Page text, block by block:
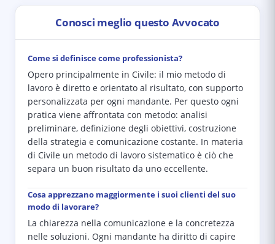
Conosci meglio questo Avvocato
Come si definisce come professionista?
Opero principalmente in Civile: il mio metodo di
lavoro è diretto e orientato al risultato, con supporto
personalizzata per ogni mandante. Per questo ogni
pratica viene affrontata con metodo: analisi
preliminare, definizione degli obiettivi, costruzione
della strategia e comunicazione costante. In materia
di Civile un metodo di lavoro sistematico è ciò che
separa un buon risultato da uno eccellente.
Cosa apprezzano maggiormente i suoi clienti del suo
modo di lavorare?
La chiarezza nella comunicazione e la concretezza
nelle soluzioni. Ogni mandante ha diritto di capire